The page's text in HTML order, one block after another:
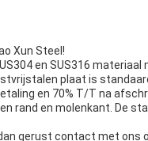
Xun Steel!
en SUS316
plaat is
en 70% T/T na
en molenkant. De
gerust contact met ons